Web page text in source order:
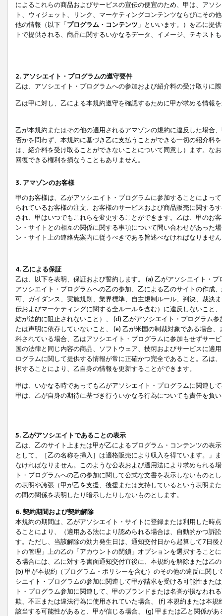
によるこれらの商品およびサービスの宣伝の便宜のため、甲は、アソ
ト、ウィジェット、リンク、マーケティングコンテンツならびにその
他の情報（以下「プログラム・コンテンツ 」といいます。）を乙に提
トで提供される、商品に関するいかなるデータ、イメージ、テキス
2. アソシエイト・プログラムの遵守要件
乙は、アソシエイト・プログラムへの参加および紹介料の受け取りに
乙は甲に対し、乙による本規約遵守を確認するために甲が求める情報
乙が本規約またはその他の適用されるアマゾンの規約に違反した場合
否かを問わず、本規約に基づき乙に支払うことができる一切の紹介料
は、紹介料を受け取ることができないことについて同意し）ます。な
回復できる権利を損なうこともありません。
3. アマゾンのお客様
甲のお客様は、乙がアソシエイト・プログラムに参加することによっ
られているお客様の注文、お客様のサービスおよび商品販売に関する
され、甲はいつでもこれらを変更することができます。乙は、甲のお
ン・サイトとの相互の関係に関する事項について問い合わせがあった
ン・サイト上の連絡先案内に従うべきである旨述べなければなりませ
4. 乙による保証
乙は、以下を表明、保証および誓約します。 (a) 乙がアソシエイト・
アソシエイト・プログラムへの乙の参加、乙による乙のサイトの作成
可、ガイダンス、実施規則、業界標準、自主規制ルール、判決、裁決
伝およびマーケティングに関する全ルールを含む）に違反しないこと
結が法的に阻止されないこと）、 (d) 乙がアソシエイト・プログラム
たは声明に依存していないこと、 (e) 乙が米国の制裁対象である場合
科されている場合、乙はアソシエイト・プログラムに参加もせずサー
国の法律と同じ内容の商品、ソフトウェア、技術およびサービスに適
ログラムに関して提供する情報が常に正確かつ完全であること。乙は
択することにより、乙自身の情報を更新することができます。
甲は、いかなる時であっても乙がアソシエイト・プログラムに関連し
甲は、乙が自身の期待に基づき行ういかなる行為についても責任を負
5. 乙がアソシエイトであることの表示
乙は、乙のサイト上または甲が乙によるプログラム・コンテンツの表
として、［乙の名称を挿入］は適格販売により収入を得ています。」
なければなりません。このような公表および適用法により求められる
ト・プログラムへの乙の参加に関して公式な文書を表示しないもの
の表明や誇張（甲が乙を支援、後援または支持しているという表明ま
の間の関係を表明したり暗示したりしないものとします。
6. 契約期間および契約解除
本規約の期間は、乙がアソシエイト・サイトに登録または利用した時
ることにより、（適用ある法により認められる場合は、自動的かつ訴
す。ただし、当該解除の効力発生日は、通知交付日から起算して7日
トの管理」上の乙の「アカウントの閉鎖」オプションを選択するこ
る場合には、乙に対する書面通知交付直後に、本規約を解除または乙
(b) 甲が本規約（プログラム・ポリシーを含む）のその他の違反に関
シエイト・プログラムの参加に関連して甲が請求を受ける可能性また
ト・プログラム参加に関連して、甲のブランドまたは名誉が損なわれ
欺、不正または違法行為に使用されていた場合、 (f) 本規約または本
該当する可能性があると、甲が信じる場合、 (g) 甲または乙と関係が